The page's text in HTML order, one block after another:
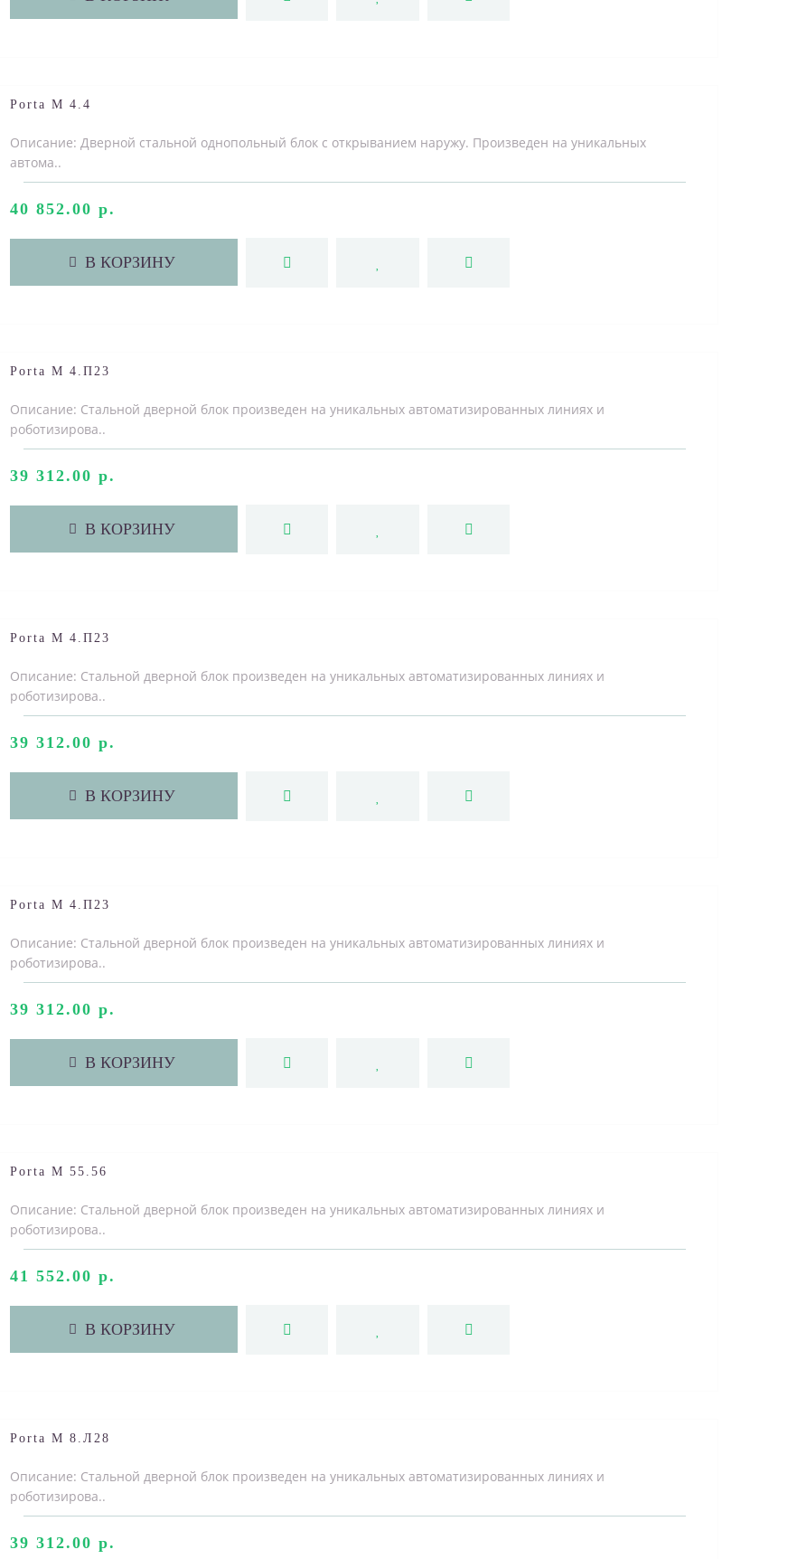
Porta M 4.4
Описание: Дверной стальной однопольный блок с открыванием наружу. Произведен на уникальных
автома..
40 852.00 р.
В КОРЗИНУ
Porta M 4.П23
Описание: Стальной дверной блок произведен на уникальных автоматизированных линиях и
роботизирова..
39 312.00 р.
В КОРЗИНУ
Porta M 4.П23
Описание: Стальной дверной блок произведен на уникальных автоматизированных линиях и
роботизирова..
39 312.00 р.
В КОРЗИНУ
Porta M 4.П23
Описание: Стальной дверной блок произведен на уникальных автоматизированных линиях и
роботизирова..
39 312.00 р.
В КОРЗИНУ
Porta M 55.56
Описание: Стальной дверной блок произведен на уникальных автоматизированных линиях и
роботизирова..
41 552.00 р.
В КОРЗИНУ
Porta M 8.Л28
Описание: Стальной дверной блок произведен на уникальных автоматизированных линиях и
роботизирова..
39 312.00 р.